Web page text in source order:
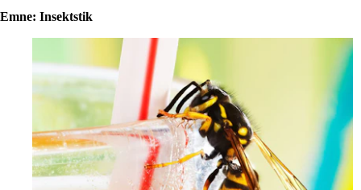
Emne: Insektstik